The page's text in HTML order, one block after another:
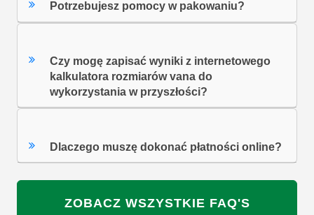
Potrzebujesz pomocy w pakowaniu?
Czy mogę zapisać wyniki z internetowego
kalkulatora rozmiarów vana do
wykorzystania w przyszłości?
Dlaczego muszę dokonać płatności online?
ZOBACZ WSZYSTKIE FAQ'S